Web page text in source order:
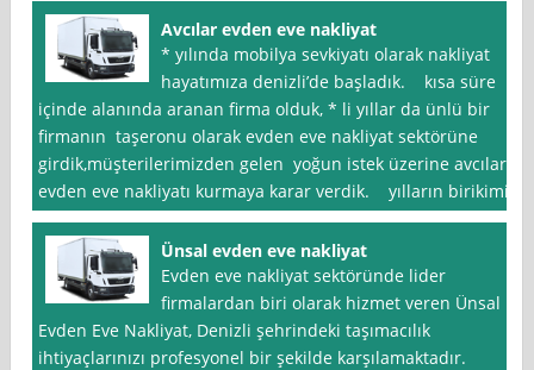
Avcılar evden eve nakliyat
* yılında mobilya sevkiyatı olarak nakliyat
hayatımıza denizli’de başladık. kısa süre
içinde alanında aranan firma olduk, * li yıllar da ünlü bir
firmanın taşeronu olarak evden eve nakliyat sektörüne
girdik,müşterilerimizden gelen yoğun istek üzerine avcılar
evden eve nakliyatı kurmaya karar verdik. yılların birikimi
Ünsal evden eve nakliyat
Evden eve nakliyat sektöründe lider
firmalardan biri olarak hizmet veren Ünsal
Evden Eve Nakliyat, Denizli şehrindeki taşımacılık
ihtiyaçlarınızı profesyonel bir şekilde karşılamaktadır.